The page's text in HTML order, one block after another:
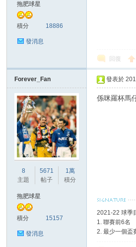
拖肥球星
積分 18886
發消息
回復
Forever_Fan
8
主題
5671
帖子
1萬
積分
拖肥球星
積分 15157
發消息
發表於
係咪羅杯馬
2021-22 球季
1. 聯賽前6名
2. 最少一個盃